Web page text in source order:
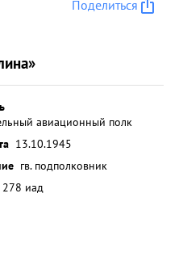
Поделиться
авиационный полк
13.10.1945
гв. подполковник
278 иад